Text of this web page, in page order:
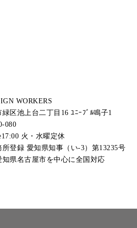
WORKERS
区池上台二丁目16 ﾕﾆｰﾌﾞﾙ鳴子1
080
火・水曜定休
登録 愛知県知事（い-3）第13235号
県名古屋市を中心に全国対応